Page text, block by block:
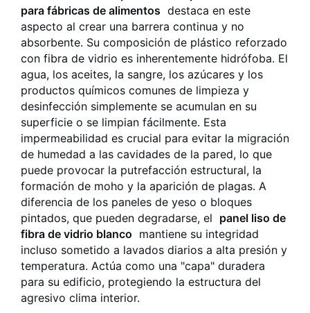
para fábricas de alimentos destaca en este
aspecto al crear una barrera continua y no
absorbente. Su composición de plástico reforzado
con fibra de vidrio es inherentemente hidrófoba. El
agua, los aceites, la sangre, los azúcares y los
productos químicos comunes de limpieza y
desinfección simplemente se acumulan en su
superficie o se limpian fácilmente. Esta
impermeabilidad es crucial para evitar la migración
de humedad a las cavidades de la pared, lo que
puede provocar la putrefacción estructural, la
formación de moho y la aparición de plagas. A
diferencia de los paneles de yeso o bloques
pintados, que pueden degradarse, el panel liso de
fibra de vidrio blanco mantiene su integridad
incluso sometido a lavados diarios a alta presión y
temperatura. Actúa como una "capa" duradera
para su edificio, protegiendo la estructura del
agresivo clima interior.